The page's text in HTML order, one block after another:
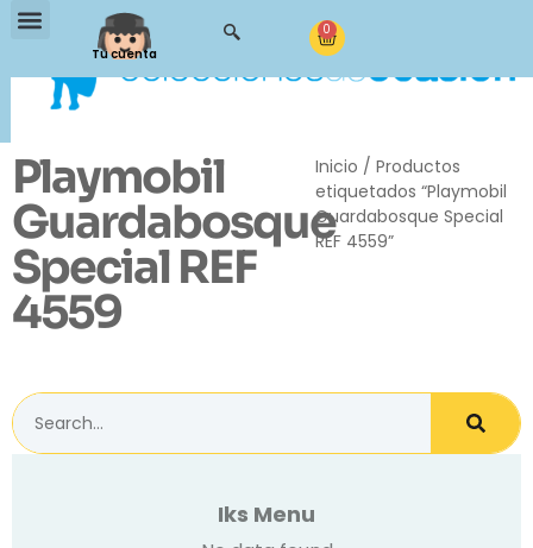
Tu cuenta
0
Playmobil
Guardabosque
Special REF
4559
Inicio / Productos
etiquetados “Playmobil
Guardabosque Special
REF 4559”
Iks Menu